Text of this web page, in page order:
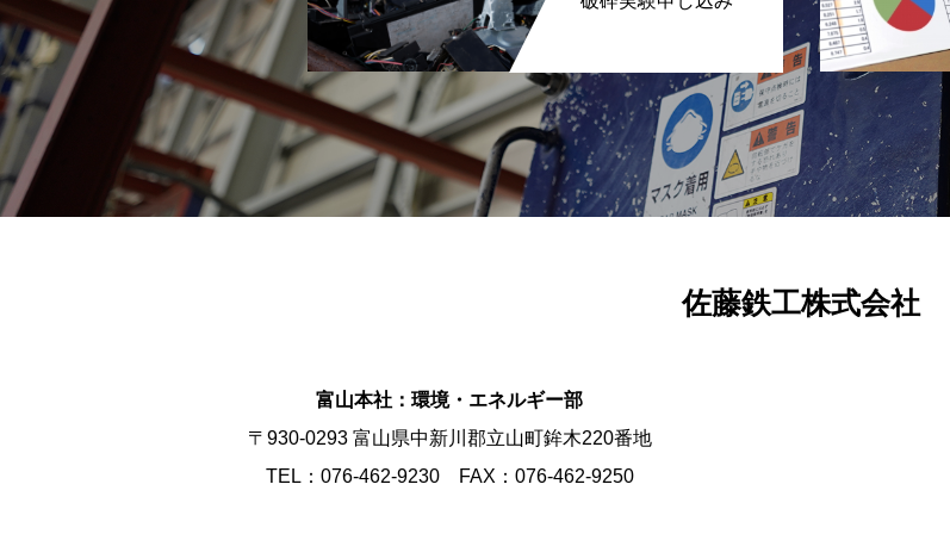
佐藤鉄工株式会社
富山本社：環境・エネルギー部
〒930-0293 富山県中新川郡立山町鉾木220番地
TEL：076-462-9230FAX：076-462-9250